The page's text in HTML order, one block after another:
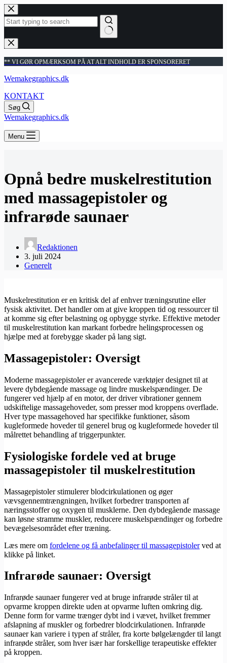
Fortsæt
til
indhold
Ingen
resultater
** VI GØR OPMÆRKSOM PÅ AT ALT INDHOLD ER SPONSORERET
Wemakegraphics.dk
KONTAKT
Søg
Wemakegraphics.dk
Menu
Opnå bedre muskelrestitution
med massagepistoler og
infrarøde saunaer
Redaktionen
3. juli 2024
Generelt
Muskelrestitution er en kritisk del af enhver træningsrutine eller
fysisk aktivitet. Det handler om at give kroppen tid og ressourcer til
at komme sig efter belastning og opbygge styrke. Effektive metoder
til muskelrestitution kan markant forbedre helingsprocessen og
hjælpe med at forebygge skader på lang sigt.
Massagepistoler: Oversigt
Moderne massagepistoler er avancerede værktøjer designet til at
levere dybdegående massage og lindre muskelspændinger. De
fungerer ved hjælp af en motor, der driver vibrationer gennem
udskiftelige massagehoveder, som presser mod kroppens overflade.
Hver type massagehoved har specifikke funktioner, såsom
kugleformede hoveder til generel brug og kugleformede hoveder til
målrettet behandling af triggerpunkter.
Fysiologiske fordele ved at bruge
massagepistoler til muskelrestitution
Massagepistoler stimulerer blodcirkulationen og øger
vævsgennemtrængningen, hvilket forbedrer transporten af
næringsstoffer og oxygen til musklerne. Den dybdegående massage
kan løsne stramme muskler, reducere muskelspændinger og forbedre
bevægelsesområdet efter træning.
Læs mere om fordelene og få anbefalinger til massagepistolerved at
klikke på linket.
Infrarøde saunaer: Oversigt
Infrarøde saunaer fungerer ved at bruge infrarøde stråler til at
opvarme kroppen direkte uden at opvarme luften omkring dig.
Denne form for varme trænger dybt ind i vævet, hvilket fremmer
afslapning af muskler og forbedrer blodcirkulationen. Infrarøde
saunaer kan variere i typen af stråler, fra korte bølgelængder til langt
infrarøde stråler, som hver især har forskellige terapeutiske effekter
på kroppen.